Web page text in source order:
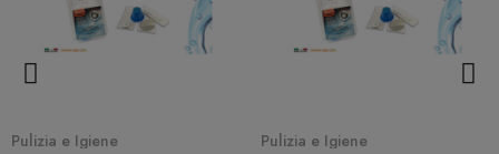
Quick View
Pulizia e Igiene Quick View
Pulizia e Igiene